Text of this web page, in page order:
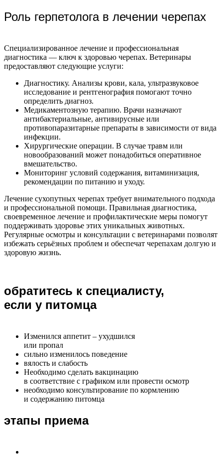
Роль герпетолога в лечении черепах
Специализированное лечение и профессиональная
диагностика — ключ к здоровью черепах. Ветеринары
предоставляют следующие услуги:
Диагностику. Анализы крови, кала, ультразвуковое
исследование и рентгенография помогают точно
определить диагноз.
Медикаментозную терапию. Врачи назначают
антибактериальные, антивирусные или
противопаразитарные препараты в зависимости от вида
инфекции.
Хирургические операции. В случае травм или
новообразований может понадобиться оперативное
вмешательство.
Мониторинг условий содержания, витаминизация,
рекомендации по питанию и уходу.
Лечение сухопутных черепах требует внимательного подхода
и профессиональной помощи. Правильная диагностика,
своевременное лечение и профилактические меры помогут
поддерживать здоровье этих уникальных животных.
Регулярные осмотры и консультации с ветеринарами позволят
избежать серьёзных проблем и обеспечат черепахам долгую и
здоровую жизнь.
обратитесь к специалисту,
если у питомца
Изменился аппетит – ухудшился
или пропал
сильно изменилось поведение
вялость и слабость
Необходимо сделать вакцинацию
в соответствие с графиком или провести осмотр
необходимо консультирование по кормлению
и содержанию питомца
этапы приема